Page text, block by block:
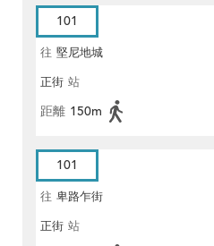
101
往 堅尼地城
正街 站
距離 150m
101
往 卑路乍街
正街 站